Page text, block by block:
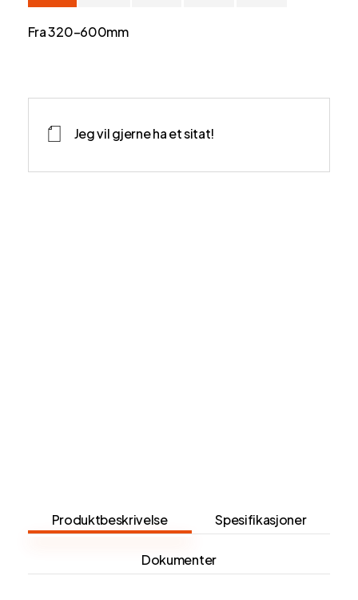
Fra 320–600mm
Jeg vil gjerne ha et sitat!
Produktbeskrivelse Spesifikasjoner
Dokumenter